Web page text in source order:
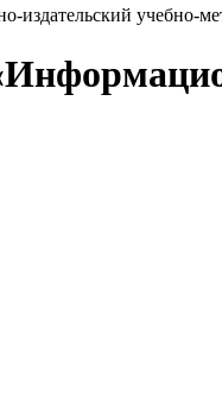
издательский учебно-